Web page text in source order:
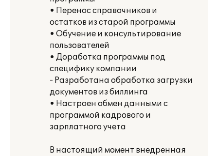
• Перенос справочников и
остатков из старой программы
• Обучение и консультирование
пользователей
• Доработка программы под
специфику компании
- Разработана обработка загрузки
документов из биллинга
• Настроен обмен данными с
программой кадрового и
зарплатного учета
В настоящий момент внедренная